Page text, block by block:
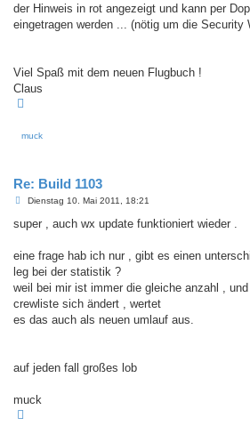
der Hinweis in rot angezeigt und kann per
eingetragen werden ... (nötig um die Security
Viel Spaß mit dem neuen Flugbuch !
Claus
o
muck
Re: Build 1103
B
i
t
a
Dienstag 10. Mai 2011, 18:21
super , auch wx update funktioniert wieder .
eine frage hab ich nur , gibt es einen
leg bei der statistik ?
weil bei mir ist immer die gleiche anzahl ,
crewliste sich ändert , wertet
es das auch als neuen umlauf aus.
auf jeden fall großes lob
muck